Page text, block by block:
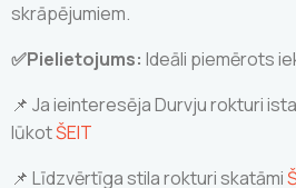
skrāpējumiem.
✅Pielietojums: Ideāli piemērots
📌 Ja ieinteresēja Durvju rokturi
lūkotŠEIT
📌 Līdzvērtīga stila rokturi skatāmi